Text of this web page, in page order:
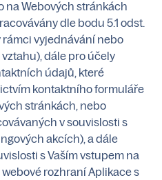
na Webových stránkách
dle bodu 5.1 odst.
rámci vyjednávání nebo
dále pro účely
údajů, které
kontaktního formuláře
stránkách, nebo
v souvislosti s
akcích), a dále
s Vaším vstupem na
rozhraní Aplikace s